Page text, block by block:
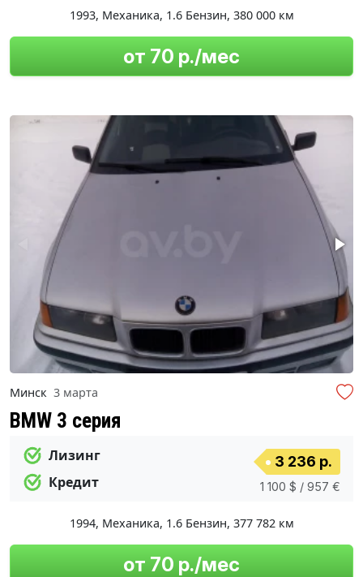
1993, Механика, 1.6 Бензин, 380 000 км
от 70 р./мес
Минск 3 марта
BMW 3 серия
Лизинг
Кредит
3 236 р.
1 100 $ / 957 €
1994, Механика, 1.6 Бензин, 377 782 км
от 70 р./мес